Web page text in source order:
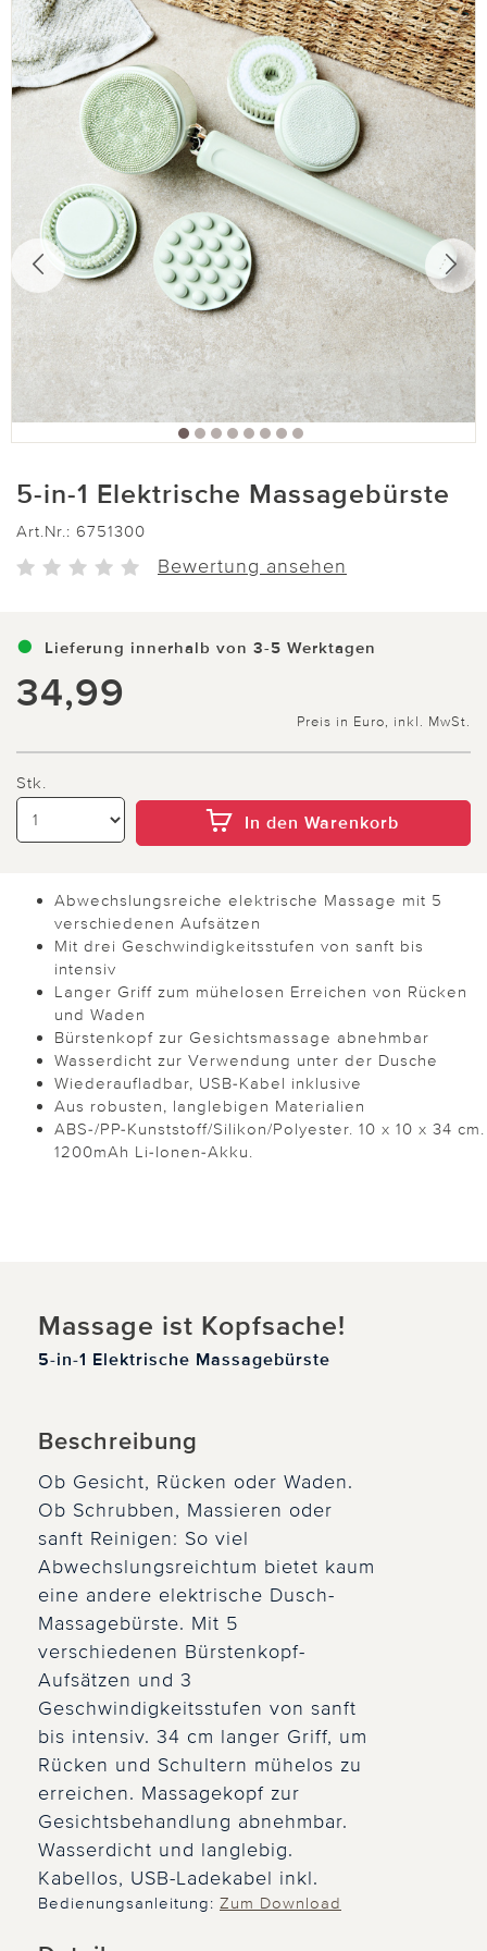
5-in-1 Elektrische Massagebürste
Art.Nr.: 6751300
Bewertung ansehen
Lieferung innerhalb von 3-5 Werktagen
34,99
Preis in Euro, inkl. MwSt.
Stk.
In den Warenkorb
Abwechslungsreiche elektrische Massage mit 5
verschiedenen Aufsätzen
Mit drei Geschwindigkeitsstufen von sanft bis
intensiv
Langer Griff zum mühelosen Erreichen von Rücken
und Waden
Bürstenkopf zur Gesichtsmassage abnehmbar
Wasserdicht zur Verwendung unter der Dusche
Wiederaufladbar, USB-Kabel inklusive
Aus robusten, langlebigen Materialien
ABS-/PP-Kunststoff/Silikon/Polyester. 10 x 10 x 34 cm.
1200mAh Li-Ionen-Akku.
Massage ist Kopfsache!
5-in-1 Elektrische Massagebürste
Beschreibung
Ob Gesicht, Rücken oder Waden.
Ob Schrubben, Massieren oder
sanft Reinigen: So viel
Abwechslungsreichtum bietet kaum
eine andere elektrische Dusch-
Massagebürste. Mit 5
verschiedenen Bürstenkopf-
Aufsätzen und 3
Geschwindigkeitsstufen von sanft
bis intensiv. 34 cm langer Griff, um
Rücken und Schultern mühelos zu
erreichen. Massagekopf zur
Gesichtsbehandlung abnehmbar.
Wasserdicht und langlebig.
Kabellos, USB-Ladekabel inkl.
Bedienungsanleitung: Zum Download